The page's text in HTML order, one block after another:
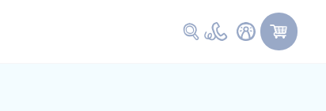
Faire une recherche